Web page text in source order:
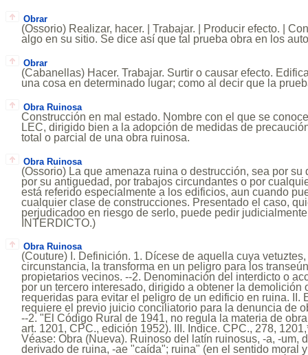
Obrar
(Ossorio) Realizar, hacer. | Trabajar. | Producir efecto. |
algo en su sitio. Se dice así que tal prueba obra en los
Obrar
(Cabanellas) Hacer. Trabajar. Surtir o causar efecto.
una cosa en determinado lugar; como al decir que la
Obra Ruinosa
Construcción en mal estado. Nombre con el que se
LEC, dirigido bien a la adopción de medidas de
total o parcial de una obra ruinosa.
Obra Ruinosa
(Ossorio) La que amenaza ruina o destrucción, sea por su
por su antiguedad, por trabajos circundantes o por
está referido especialmente a los edificios, aun cuando
cualquier clase de construcciones. Presentado el caso,
perjudicadoo en riesgo de serlo, puede pedir
INTERDICTO.)
Obra Ruinosa
(Couture) I. Definición. 1. Dícese de aquella cuya
circunstancia, la transforma en un peligro para los
propietarios vecinos. --2. Denominación del interdicto o
por un tercero interesado, dirigido a obtener la demolición
requeridas para evitar el peligro de un edificio en ruina. II.
requiere el previo juicio conciliatorio para la denuncia de
--2. "El Código Rural de 1941, no regula la materia de
art. 1201, CPC., edición 1952). III. Indice. CPC., 278,
Véase: Obra (Nueva). Ruinoso del latín ruinosus, -a, -um,
derivado de ruina, -ae "caída"; ruina" (en el sentido moral